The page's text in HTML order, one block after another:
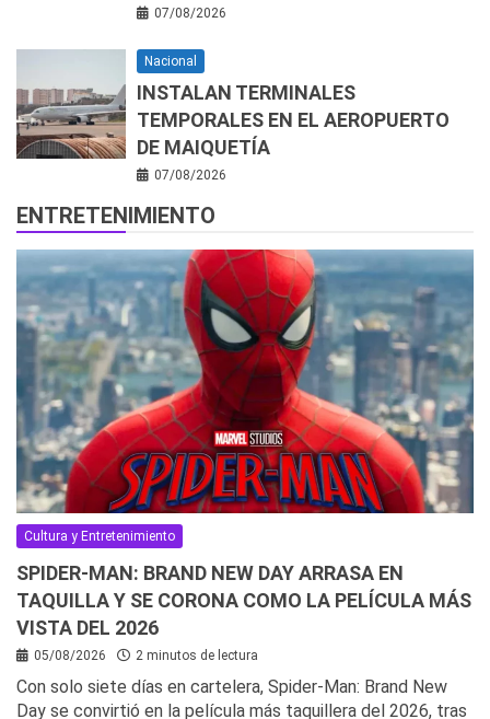
07/08/2026
Nacional
INSTALAN TERMINALES
TEMPORALES EN EL AEROPUERTO
DE MAIQUETÍA
07/08/2026
ENTRETENIMIENTO
Cultura y Entretenimiento
SPIDER-MAN: BRAND NEW DAY ARRASA EN
TAQUILLA Y SE CORONA COMO LA PELÍCULA MÁS
VISTA DEL 2026
05/08/2026 2 minutos de lectura
Con solo siete días en cartelera, Spider-Man: Brand New
Day se convirtió en la película más taquillera del 2026, tras